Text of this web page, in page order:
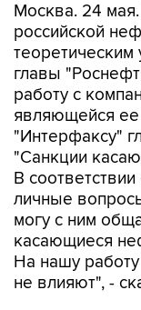
Москва. 24 мая.
российской
теоретическим
главы
работу с
являющейся
"Интерфаксу"
"Санкции
В
личные
могу с ним
касающиеся
На нашу
не влияют", -